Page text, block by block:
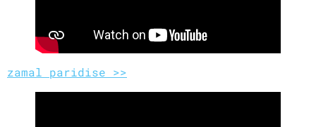
zamal paridise >>